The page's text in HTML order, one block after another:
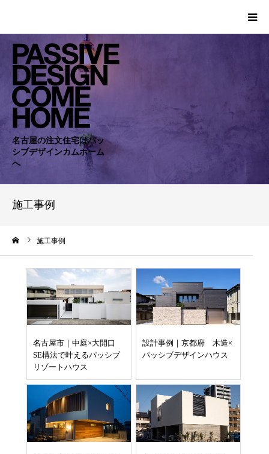
名古屋の注文住宅はパッ
シブデザインカムホーム
へ
施工事例
施工事例
名古屋市｜中庭×大開口
SE構法で叶えるパッシブ
リゾートハウス
設計事例｜京都府 木造×
パッシブデザインハウス
HOME
WORKS
COMPANY
CONCEPT
NEWS
BLOG
CONTACT